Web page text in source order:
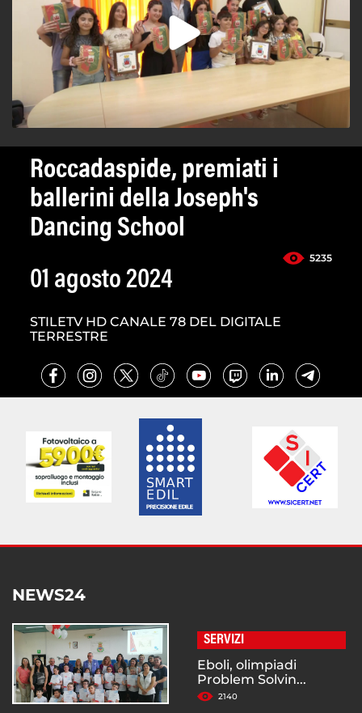
Roccadaspide, premiati i
ballerini della Joseph's
Dancing School
5235
01 agosto 2024
STILETV HD CANALE 78 DEL DIGITALE
TERRESTRE
NEWS24
SERVIZI
Eboli, olimpiadi
Problem Solvin...
2140